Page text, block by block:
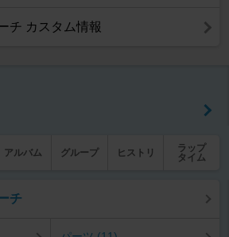
チ カスタム情報
アルバム グループ ヒストリ
ラップ
タイム
チ